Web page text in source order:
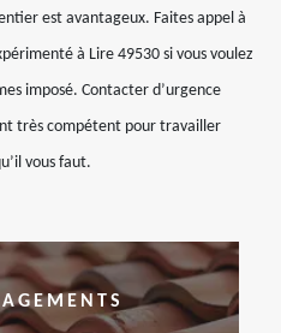
est avantageux. Faites appel à
à Lire 49530 si vous voulez
imposé. Contacter d’urgence
très compétent pour travailler
vous faut.